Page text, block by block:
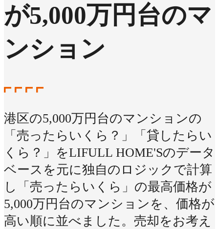
が5,000万円台のマ
ンション
港区の5,000万円台のマンションの
「売ったらいくら？」「貸したらい
くら？」をLIFULL HOME'Sのデータ
ベースを元に独自のロジックで計算
し「売ったらいくら」の最高価格が
5,000万円台のマンションを、価格が
高い順に並べました。売却をお考え